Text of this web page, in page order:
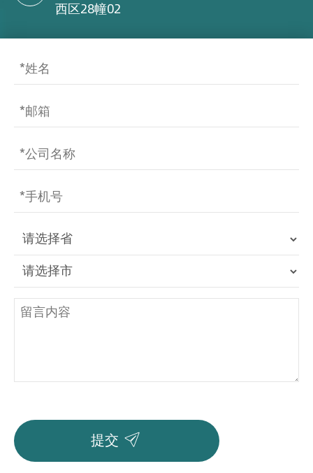
西区28幢02
提交 